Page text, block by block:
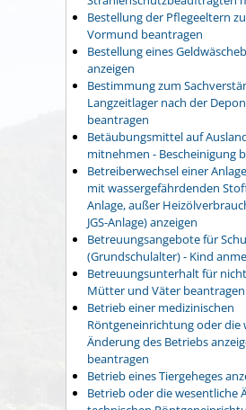
Bestellung der Pflegeeltern
Vormund beantragen
Bestellung eines
anzeigen
Bestimmung zum
Langzeitlager nach der
beantragen
Betäubungsmittel auf
mitnehmen - Bescheinigung
Betreiberwechsel einer
mit wassergefährdenden
Anlage, außer
JGS-Anlage) anzeigen
Betreuungsangebote für
(Grundschulalter) - Kind
Betreuungsunterhalt für
Mütter und Väter beantragen
Betrieb einer medizinischen
Röntgeneinrichtung oder die
Änderung des Betriebs
beantragen
Betrieb eines Tiergeheges
Betrieb oder die wesentliche